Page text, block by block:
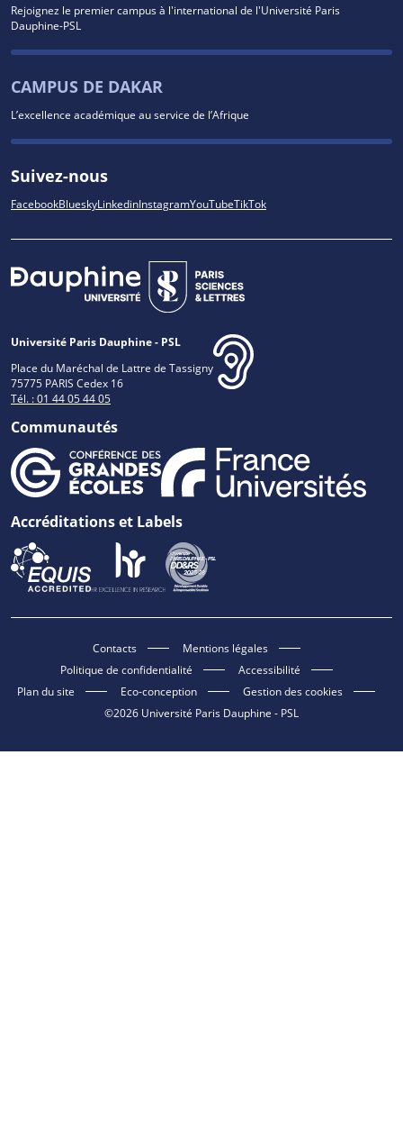
Rejoignez le premier campus à l'international de l'Université Paris
Dauphine-PSL
CAMPUS DE DAKAR
L’excellence académique au service de l’Afrique
Suivez-nous
FacebookBlueskyLinkedinInstagramYouTubeTikTok
Université Paris Dauphine - PSL
Place du Maréchal de Lattre de Tassigny
75775 PARIS Cedex 16
Tél. : 01 44 05 44 05
Communautés
Accréditations et Labels
Contacts
Mentions légales
Politique de confidentialité
Accessibilité
Plan du site
Eco-conception
Gestion des cookies
©2026 Université Paris Dauphine - PSL